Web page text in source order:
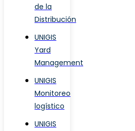
de la
Distribución
UNIGIS
Yard
Management
UNIGIS
Monitoreo
logístico
UNIGIS